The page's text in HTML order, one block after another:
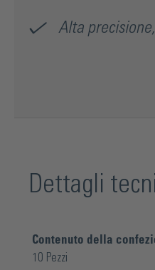
Alta
Dettagli
Contenuto della
10 Pezzi